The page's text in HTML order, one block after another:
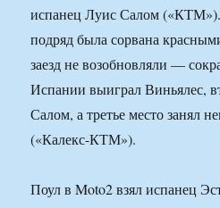
испанец Луис Салом («КТМ»).
подряд была сорвана
заезд не возобновляли —
Испании выиграл Виньялес,
Салом, а третье место занял
(«Калекс-КТМ»).
Поул в Moto2 взял испанец